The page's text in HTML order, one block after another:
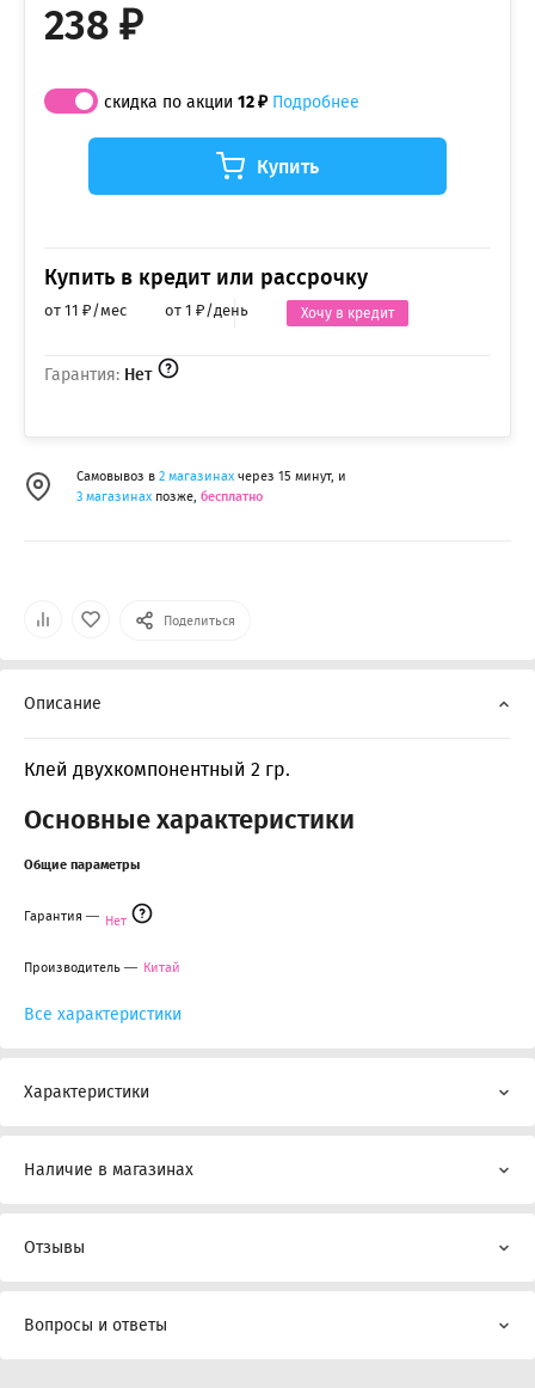
Поделиться
238 ₽
Гарантия: Нет
скидка по акции 12 ₽ Подробнее
Купить
Купить в кредит или рассрочку
от 11 ₽/мес от 1 ₽/день Хочу в кредит
Самовывоз в 2 магазинах через 15 минут, и
3 магазинах позже, бесплатно
Описание
Клей двухкомпонентный 2 гр.
Основные характеристики
Общие параметры
Гарантия Нет
Производитель Китай
Все характеристики
Характеристики
Наличие в магазинах
Отзывы
Вопросы и ответы